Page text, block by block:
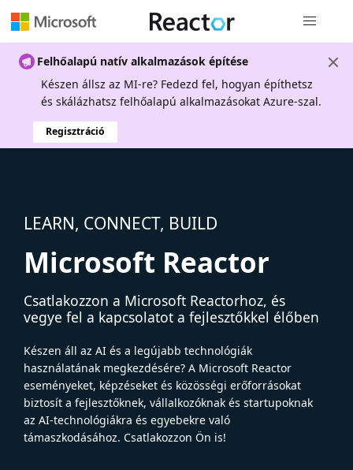
Felhőalapú natív alkalmazások építése
Készen állsz az MI-re? Fedezd fel, hogyan építhetsz
és skálázhatsz felhőalapú alkalmazásokat Azure-szal.
Regisztráció
LEARN, CONNECT, BUILD
Microsoft Reactor
Csatlakozzon a Microsoft Reactorhoz, és
vegye fel a kapcsolatot a fejlesztőkkel élőben
Készen áll az AI és a legújabb technológiák
használatának megkezdésére? A Microsoft Reactor
eseményeket, képzéseket és közösségi erőforrásokat
biztosít a fejlesztőknek, vállalkozóknak és startupoknak
az AI-technológiákra és egyebekre való
támaszkodásához. Csatlakozzon Ön is!